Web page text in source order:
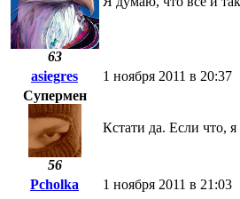
63
asiegres
1 ноября 2011 в 20:37
Супермен
56
Кстати да. Если что,
Pcholka
1 ноября 2011 в 21:03